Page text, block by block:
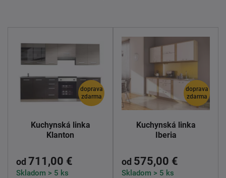
doprava
zdarma
Kuchynská linka
Klanton
od 711,00 €
Skladom > 5 ks
doprava
zdarma
Kuchynská linka
Iberia
od 575,00 €
Skladom > 5 ks